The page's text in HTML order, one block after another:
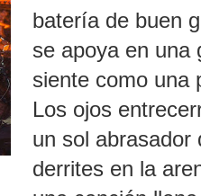
batería de buen
se apoya en una
siente como una
Los ojos
un sol abrasador
derrites en la